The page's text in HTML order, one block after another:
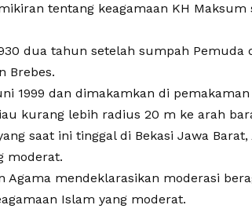
tentang keagamaan KH Maksum
dua tahun setelah sumpah Pemuda
Brebes.
1999 dan dimakamkan di
kurang lebih radius 20 m ke arah
saat ini tinggal di Bekasi Jawa
moderat.
mendeklarasikan moderasi
Islam yang moderat.